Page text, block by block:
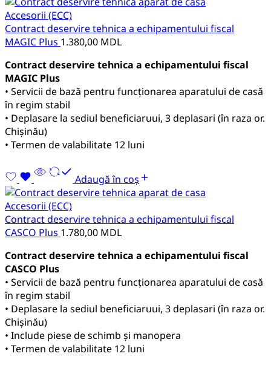
Accesorii (ECC)
Contract deservire tehnica a echipamentului fiscal
MAGIC Plus 1.380,00 MDL
Contract deservire tehnica a echipamentului fiscal
MAGIC Plus
• Servicii de bază pentru funcționarea aparatului de casă
în regim stabil
• Deplasare la sediul beneficiaruui, 3 deplasari (în raza or.
Chișinău)
• Termen de valabilitate 12 luni
Adaugă în coș
Accesorii (ECC)
Contract deservire tehnica a echipamentului fiscal
CASCO Plus 1.780,00 MDL
Contract deservire tehnica a echipamentului fiscal
CASCO Plus
• Servicii de bază pentru funcționarea aparatului de casă
în regim stabil
• Deplasare la sediul beneficiaruui, 3 deplasari (în raza or.
Chișinău)
• Include piese de schimb și manopera
• Termen de valabilitate 12 luni